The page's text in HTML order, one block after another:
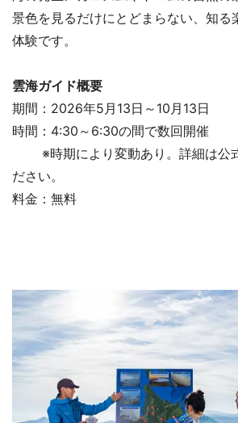
景色を見るだけにとどまらない、知る
体験です。
雲海ガイド概要
期間：2026年5月13日～10月13日
時間：4:30～6:30の間で数回開催
※時期により変動あり。詳細は公式
ださい。
料金：無料